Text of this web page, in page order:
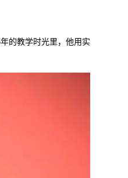
的教学时光里，他用实